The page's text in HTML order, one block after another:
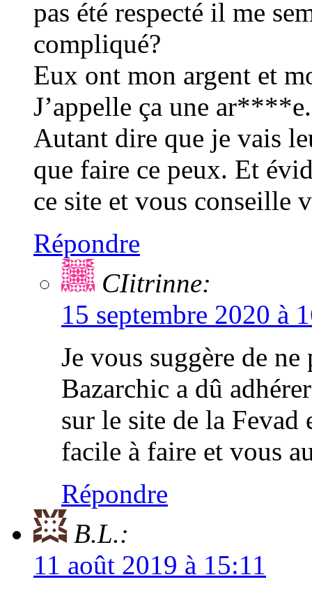
pas été respecté il me
compliqué?
Eux ont mon argent et
J’appelle ça une ar****e.
Autant dire que je vais
que faire ce peux. Et
ce site et vous conseille
Répondre
CIitrinne:
15 septembre 2020 à
Je vous suggère de
Bazarchic a dû
sur le site de la Fevad
facile à faire et vous
Répondre
B.L.:
11 août 2019 à 15:11